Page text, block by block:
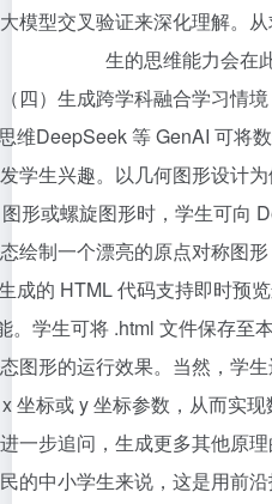
大模型交叉验证来深化理解。
生的思维能力会在
（四）生成跨学科融合学习情
维DeepSeek 等 GenAI 可将
发学生兴趣。以几何图形设计
图形或螺旋图形时，学生可向
态绘制一个漂亮的原点对称图
成的 HTML 代码支持即时预
。学生可将 .html 文件保存至
态图形的运行效果。当然，学
x 坐标或 y 坐标参数，从而实
进一步追问，生成更多其他原
民的中小学生来说，这是用前